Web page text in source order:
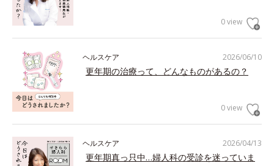
0 view
2026/06/10
ヘルスケア
更年期の治療って、どんなものがあるの？
0 view
2026/04/13
ヘルスケア
更年期真っ只中…婦人科の受診を迷っていま